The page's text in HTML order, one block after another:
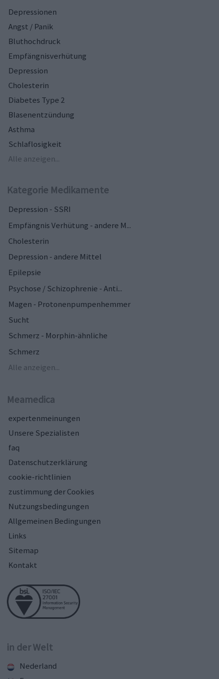
Depressionen
Angst / Panik
Bluthochdruck
Empfängnisverhütung
Depression
Cholesterin
Diabetes Type 2
Blasenentzündung
Asthma
Schlaflosigkeit
Alle anzeigen...
Kategorie Medikamente
Depression - SSRI
Empfängnis Verhütung - andere M...
Cholesterin
Depression - andere Mittel
Epilepsie
Psychose / Schizophrenie - Anti...
Magen - Protonenpumpenhemmer
Sucht
Schmerz - Morphin-ähnliche
Schmerz
Alle anzeigen...
Meamedica
expertenmeinungen
Unsere Spezialisten
faq
Datenschutzerklärung
cookie-richtlinien
zustimmung der Cookies
Nutzungsbedingungen
Allgemeinen Bedingungen
Links
Sitemap
Kontakt
in der Welt
Nederland